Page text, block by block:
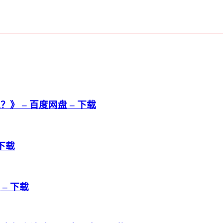
》 – 百度网盘 – 下载
载
下载